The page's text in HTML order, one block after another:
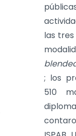
las
; los
510